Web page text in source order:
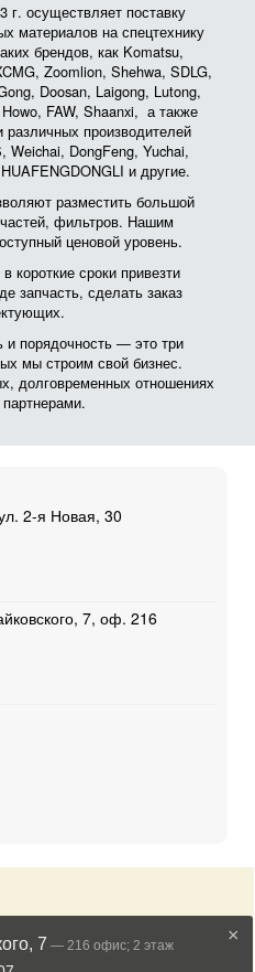
осуществляет поставку
материалов на спецтехнику
брендов, как Komatsu,
Zoomlion, Shehwa, SDLG,
Doosan, Laigong, Lutong,
FAW, Shaanxi, а также
различных производителей
Weichai, DongFeng, Yuchai,
и другие.
разместить большой
фильтров. Нашим
ценовой уровень.
короткие сроки привезти
запчасть, сделать заказ
и порядочность — это три
мы строим свой бизнес.
долговременных отношениях
2-я Новая, 30
7, оф. 216